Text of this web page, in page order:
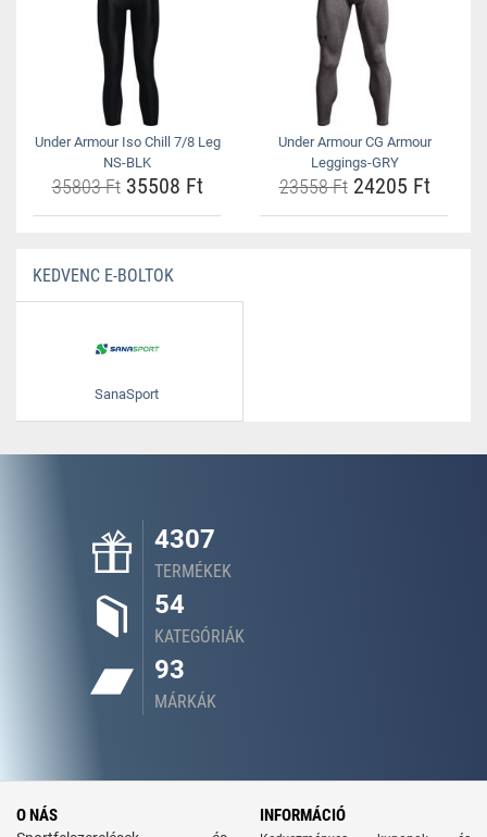
Under Armour Iso Chill 7/8 Leg
NS-BLK
35803 Ft35508 Ft
Under Armour CG Armour
Leggings-GRY
23558 Ft24205 Ft
KEDVENC E-BOLTOK
SanaSport
4307
TERMÉKEK
54
KATEGÓRIÁK
93
MÁRKÁK
O NÁS INFORMÁCIÓ